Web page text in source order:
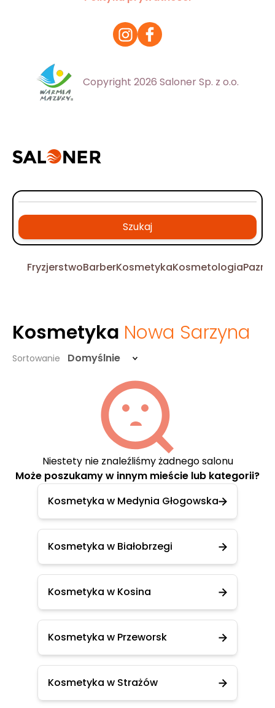
Copyright 2026 Saloner Sp. z o.o.
Szukaj
FryzjerstwoBarberKosmetykaKosmetologia
Kosmetyka Nowa Sarzyna
Sortowanie Domyślnie
Niestety nie znaleźliśmy żadnego salonu
Może poszukamy w innym mieście lub kategorii?
Kosmetyka w Medynia Głogowska
Kosmetyka w Białobrzegi
Kosmetyka w Kosina
Kosmetyka w Przeworsk
Kosmetyka w Strażów